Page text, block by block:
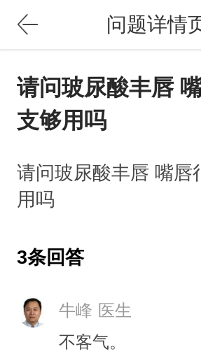
问题详情
请问玻尿酸丰唇
支够用吗
请问玻尿酸丰唇 嘴唇
用吗
3条回答
牛峰 医生
不客气。